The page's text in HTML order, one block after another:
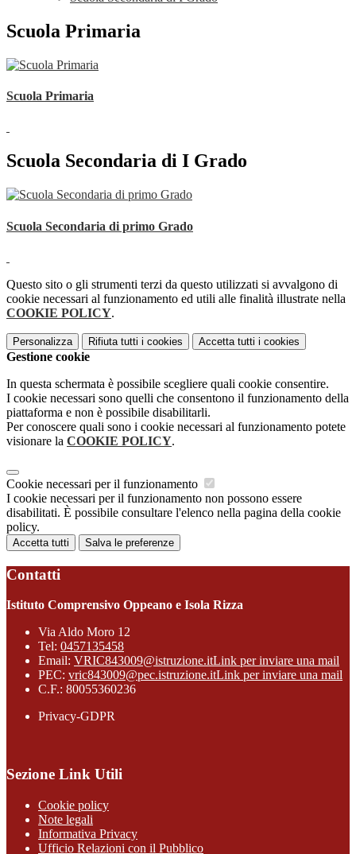
Scuola Primaria
Scuola Primaria
Scuola Secondaria di I Grado
Scuola Secondaria di primo Grado
Questo sito o gli strumenti terzi da questo utilizzati si avvalgono di
cookie necessari al funzionamento ed utili alle finalità illustrate nella
COOKIE POLICY.
Personalizza Rifiuta tutti i cookies Accetta tutti i cookies
Gestione cookie
In questa schermata è possibile scegliere quali cookie consentire.
I cookie necessari sono quelli che consentono il funzionamento della
piattaforma e non è possibile disabilitarli.
Per conoscere quali sono i cookie necessari al funzionamento potete
visionare la COOKIE POLICY.
Cookie necessari per il funzionamento
I cookie necessari per il funzionamento non possono essere
disabilitati. È possibile consultare l'elenco nella pagina della cookie
policy.
Accetta tutti Salva le preferenze
Contatti
Istituto Comprensivo Oppeano e Isola Rizza
Via Aldo Moro 12
Tel: 0457135458
Email: VRIC843009@istruzione.itLink per inviare una mail
PEC: vric843009@pec.istruzione.itLink per inviare una mail
C.F.: 80055360236
Privacy-GDPR
Sezione Link Utili
Cookie policy
Note legali
Informativa Privacy
Ufficio Relazioni con il Pubblico